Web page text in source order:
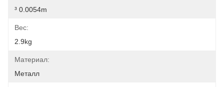
³ 0.0054m
Вес:
2.9kg
Материал:
Металл